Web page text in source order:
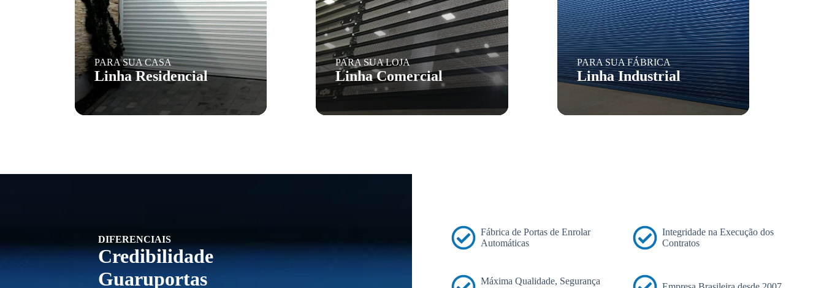
PARA SUA CASA
Linha Residencial
PARA SUA LOJA
Linha Comercial
PARA SUA FÁBRICA
Linha Industrial
DIFERENCIAIS
Credibilidade
Guaruportas
Fábrica de Portas de Enrolar
Automáticas
Máxima Qualidade, Segurança
Integridade na Execução dos
Contratos